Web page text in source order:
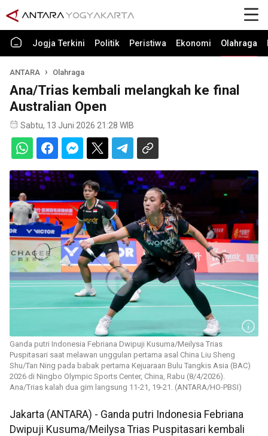
Jogja Terkini Politik Peristiwa Ekonomi Olahraga
ANTARA Olahraga
Ana/Trias kembali melangkah ke final
Australian Open
Sabtu, 13 Juni 2026 21:28 WIB
Ganda putri Indonesia Febriana Dwipuji Kusuma/Meilysa Trias
Puspitasari saat melawan unggulan pertama asal China Liu Sheng
Shu/Tan Ning pada babak pertama Kejuaraan Bulu Tangkis Asia (BAC)
2026 di Ningbo Olympic Sports Center, China, Rabu (8/4/2026).
Ana/Trias kalah dua gim langsung 11-21, 19-21. (ANTARA/HO-PBSI)
Jakarta (ANTARA) - Ganda putri Indonesia Febriana
Dwipuji Kusuma/Meilysa Trias Puspitasari kembali